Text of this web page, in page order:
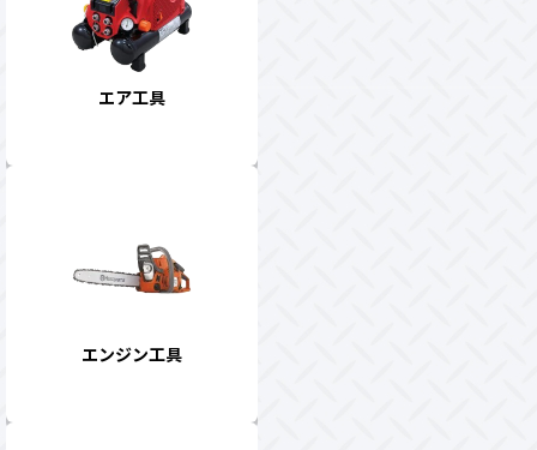
エア工具
エンジン工具